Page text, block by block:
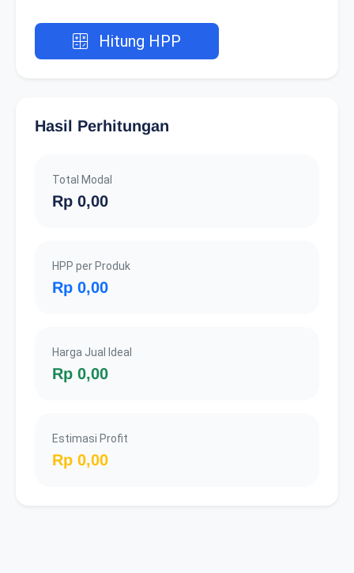
Hitung HPP
Hasil Perhitungan
Total Modal
Rp 0,00
HPP per Produk
Rp 0,00
Harga Jual Ideal
Rp 0,00
Estimasi Profit
Rp 0,00